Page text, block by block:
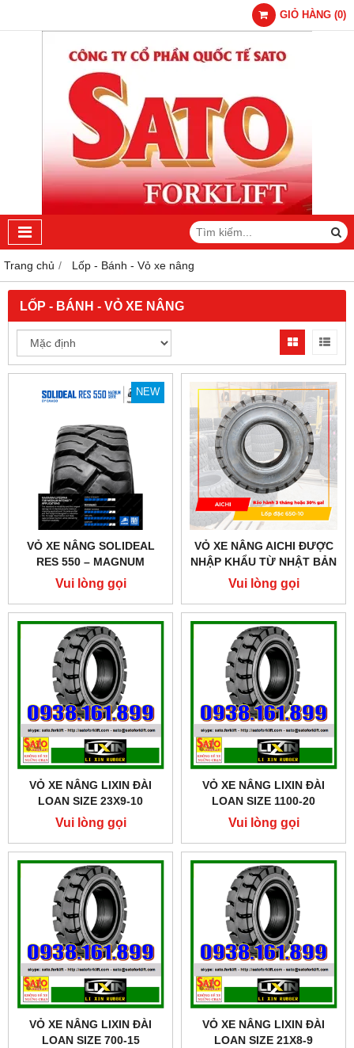
GIỎ HÀNG (0)
Trang chủ Lốp - Bánh - Vỏ xe nâng
LỐP - BÁNH - VỎ XE NÂNG
NEW
VỎ XE NÂNG SOLIDEAL
RES 550 – MAGNUM
SERIES, THƯƠNG HIỆU
ĐẾN TỪ SRILANKA
Vui lòng gọi
VỎ XE NÂNG AICHI ĐƯỢC
NHẬP KHẨU TỪ NHẬT BẢN
Vui lòng gọi
VỎ XE NÂNG LIXIN ĐÀI
LOAN SIZE 23X9-10
Vui lòng gọi
VỎ XE NÂNG LIXIN ĐÀI
LOAN SIZE 1100-20
Vui lòng gọi
VỎ XE NÂNG LIXIN ĐÀI
LOAN SIZE 700-15
VỎ XE NÂNG LIXIN ĐÀI
LOAN SIZE 21X8-9